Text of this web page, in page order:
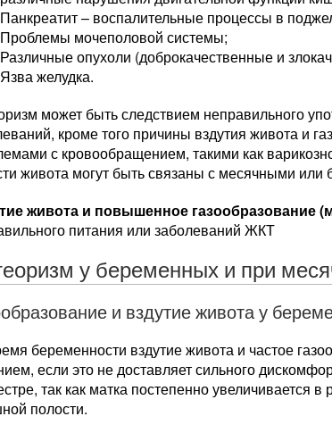
Панкреатит – воспалительные процессы в
Проблемы мочеполовой системы;
Различные опухоли (доброкачественные и
Язва желудка.
может быть следствием неправильного
кроме того причины вздутия живота и
с кровообращением, такими как
живота могут быть связаны с месячными или
живота и повышенное газообразование
питания или заболеваний ЖКТ
у беременных и при
и вздутие живота у
беременности вздутие живота и частое
если это не доставляет сильного
так как матка постепенно увеличивается
полости.